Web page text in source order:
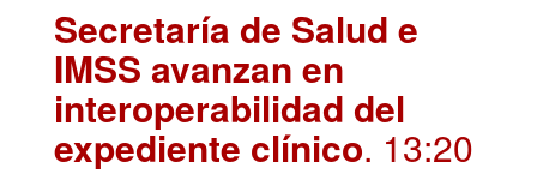
Secretaría de Salud e
IMSS avanzan en
interoperabilidad del
expediente clínico. 13:20